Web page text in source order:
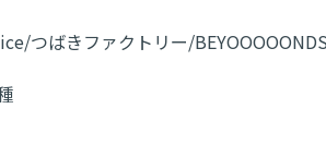
つばきファクトリー/